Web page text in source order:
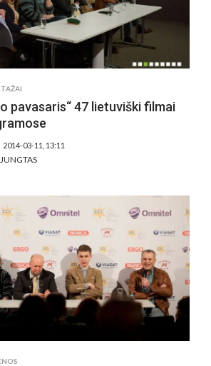
FILMŲ
GAUSA
pavasaris“ 47 lietuviški filmai
2014-03-11, 13:11
ĮRAŠE
47
LIETUVIŠKI
FILMAI
NET
TRIJOSE
PROGRAMOSE